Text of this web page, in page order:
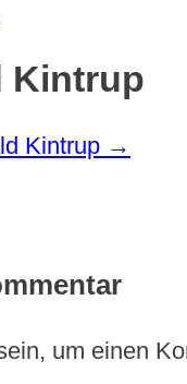
Kintrup
Kintrup →
um einen